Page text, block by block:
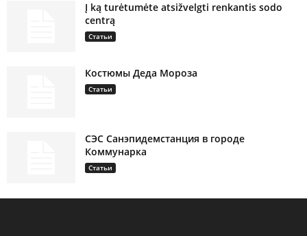
Į ką turėtumėte atsižvelgti renkantis sodo
centrą
Статьи
Костюмы Деда Мороза
Статьи
СЭС Санэпидемстанция в городе
Коммунарка
Статьи